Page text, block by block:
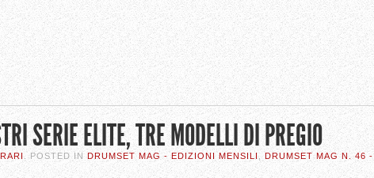
SERIE ELITE, TRE MODELLI DI PREGIO
. POSTED IN DRUMSET MAG - EDIZIONI MENSILI
DRUMSET MAG N. 46 -